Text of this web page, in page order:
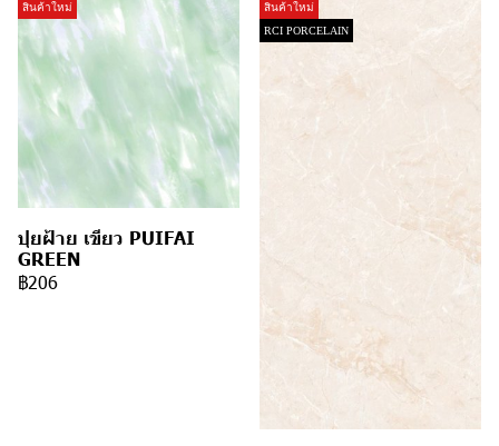
สินค้าใหม่
ปุยฝ้าย เขียว PUIFAI
GREEN
฿206
สินค้าใหม่
RCI PORCELAIN